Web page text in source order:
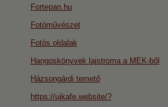
Fortepan.hu
Fotóművészet
Fotós oldalak
Hangoskönyvek lajstroma a MEK-ből
Házsongárdi temető
https://ujkafe.website/?